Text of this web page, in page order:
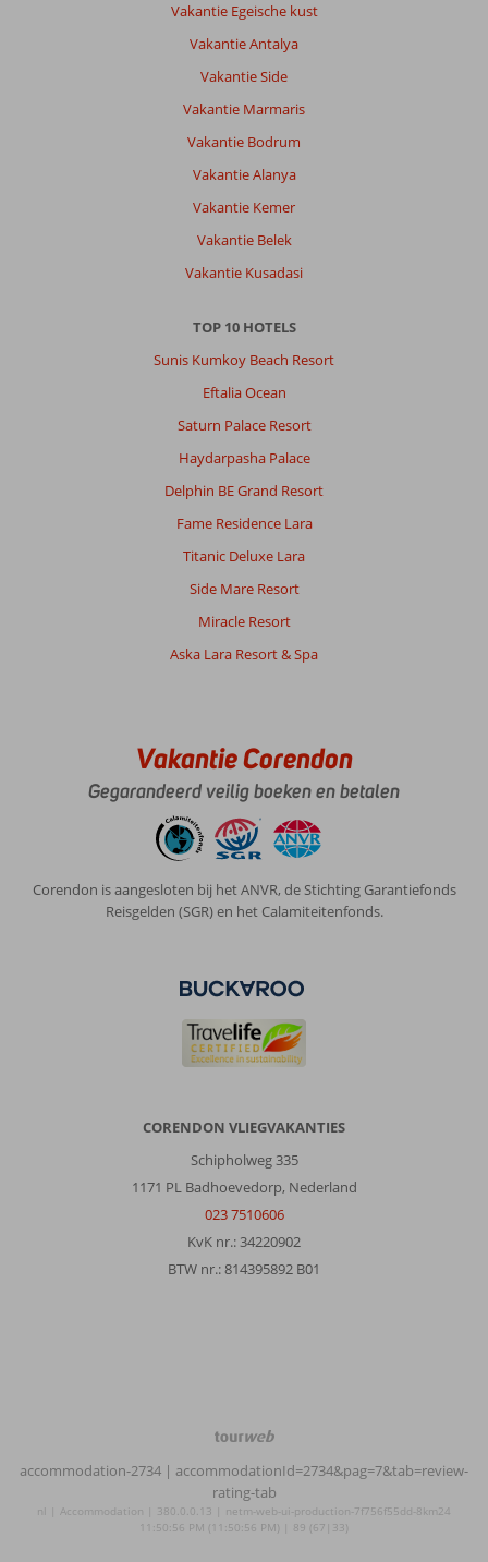
Vakantie Egeische kust
Vakantie Antalya
Vakantie Side
Vakantie Marmaris
Vakantie Bodrum
Vakantie Alanya
Vakantie Kemer
Vakantie Belek
Vakantie Kusadasi
TOP 10 HOTELS
Sunis Kumkoy Beach Resort
Eftalia Ocean
Saturn Palace Resort
Haydarpasha Palace
Delphin BE Grand Resort
Fame Residence Lara
Titanic Deluxe Lara
Side Mare Resort
Miracle Resort
Aska Lara Resort & Spa
Vakantie Corendon
Gegarandeerd veilig boeken en betalen
Corendon is aangesloten bij het ANVR, de Stichting Garantiefonds
Reisgelden (SGR) en het Calamiteitenfonds.
CORENDON VLIEGVAKANTIES
Schipholweg 335
1171 PL Badhoevedorp, Nederland
023 7510606
KvK nr.: 34220902
BTW nr.: 814395892 B01
TourWeb
©
NetMatch
accommodation-2734 | accommodationId=2734&pag=7&tab=review-
rating-tab
nl | Accommodation | 380.0.0.13 | netm-web-ui-production-7f756f55dd-8km24
11:50:56 PM (11:50:56 PM) | 89 (67|33)